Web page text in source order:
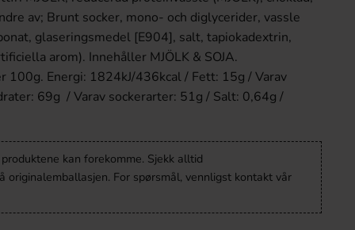
av; Brunt socker, mono- och diglycerider, vassle
glaseringsmedel [E904], salt, tapiokadextrin,
arom). Innehåller MJÖLK & SOJA.
100g. Energi: 1824kJ/436kcal / Fett: 15g / Varav
69g / Varav sockerarter: 51g / Salt: 0,64g /
kan forekomme. Sjekk alltid
originalemballasjen. For spørsmål, vennligst kontakt vår